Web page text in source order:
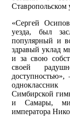
Ставропольском
«Сергей
уезда, был
популярный и
здравый уклад
и за свою
своей
Симбирской
и Самары,
императора